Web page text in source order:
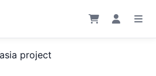
project